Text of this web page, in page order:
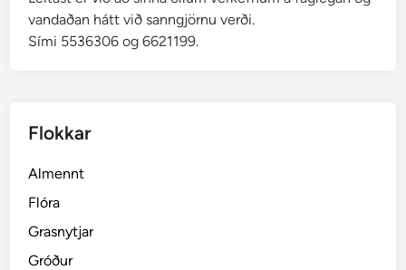
vandaðan hátt við sanngjörnu verði.
Sími 5536306 og 6621199.
Flokkar
Almennt
Flóra
Grasnytjar
Gróður